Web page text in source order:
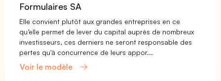
Formulaires SA
Elle convient plutôt aux grandes entreprises en ce
qu’elle permet de lever du capital auprès de nombreux
investisseurs, ces derniers ne seront responsable des
pertes qu'à concurrence de leurs appor...
Voir le modèle